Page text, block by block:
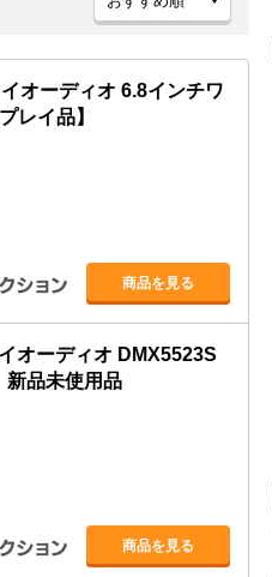
オーディオ 6.8インチワ
レイ品】
商品を見る
オーディオ DMX5523S
品未使用品
商品を見る